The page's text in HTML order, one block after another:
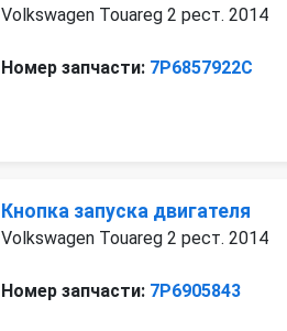
Volkswagen Touareg 2 рест. 2014
Номер запчасти: 7P6857922C
Кнопка запуска двигателя
Volkswagen Touareg 2 рест. 2014
Номер запчасти: 7P6905843